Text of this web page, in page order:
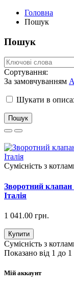
Головна
Пошук
Пошук
Сортування:
За замовчуванням
Шукати в
Сумісність з
Зворотний
Італія
1 041.00 грн.
Купити
Сумісність з
Показано від 1 до 1
Мій аккаунт